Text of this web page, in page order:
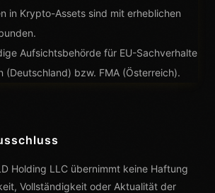
in Krypto-Assets sind mit erheblichen
Aufsichtsbehörde für EU-Sachverhalte
(Deutschland) bzw. FMA (Österreich).
Holding LLC übernimmt keine Haftung
Vollständigkeit oder Aktualität der